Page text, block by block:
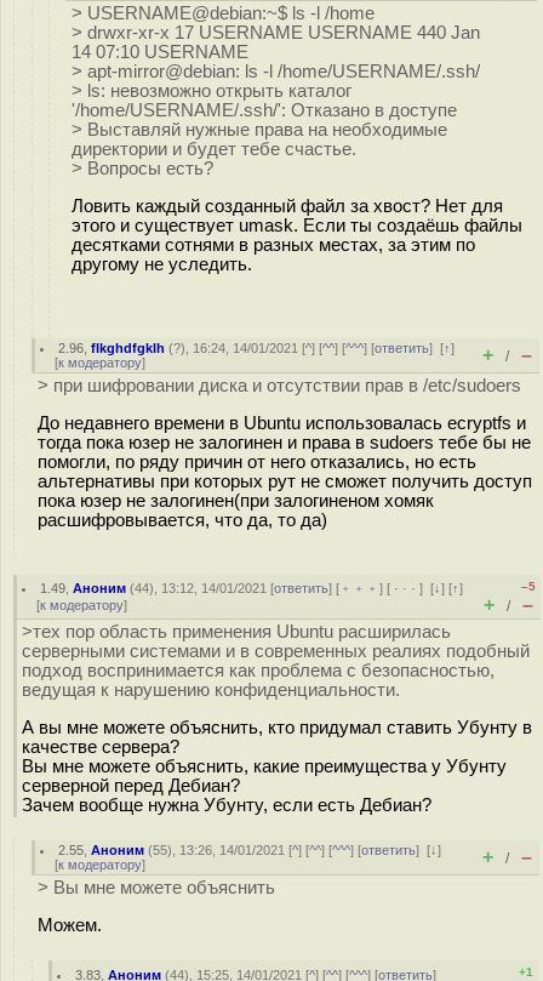
> USERNAME@debian:~$ ls -l /home
> drwxr-xr-x 17 USERNAME USERNAME 440 Jan
14 07:10 USERNAME
> apt-mirror@debian: ls -l /home/USERNAME/.ssh/
> ls: невозможно открыть каталог
'/home/USERNAME/.ssh/': Отказано в доступе
> Выставляй нужные права на необходимые
директории и будет тебе счастье.
> Вопросы есть?
Ловить каждый созданный файл за хвост? Нет для
этого и существует umask. Если ты создаёшь файлы
десятками сотнями в разных местах, за этим по
другому не уследить.
2.96 ,flkghdfgklh (?), 16:24, 14/01/2021 [^] [^^] [^^^] [ответить][↑]
[к модератору] + / –
> при шифровании диска и отсутствии прав в /etc/sudoers
До недавнего времени в Ubuntu использовалась ecryptfs и
тогда пока юзер не залогинен и права в sudoers тебе бы не
помогли, по ряду причин от него отказались, но есть
альтернативы при которых рут не сможет получить доступ
пока юзер не залогинен(при залогиненом хомяк
расшифровывается, что да, то да)
1.49 ,Аноним (44), 13:12, 14/01/2021 [ответить] [ ﹢﹢﹢] [ · · ·][↓] [↑]
[к модератору]
–5
+ / –
>тех пор область применения Ubuntu расширилась
серверными системами и в современных реалиях подобный
подход воспринимается как проблема с безопасностью,
ведущая к нарушению конфиденциальности.
А вы мне можете объяснить, кто придумал ставить Убунту в
качестве сервера?
Вы мне можете объяснить, какие преимущества у Убунту
серверной перед Дебиан?
Зачем вообще нужна Убунту, если есть Дебиан?
2.55 ,Аноним (55), 13:26, 14/01/2021 [^] [^^] [^^^] [ответить][↓]
[к модератору] + / –
> Вы мне можете объяснить
Можем.
3.83 ,Аноним (44), 15:25, 14/01/2021 [^] [^^] [^^^] [ответить] +1